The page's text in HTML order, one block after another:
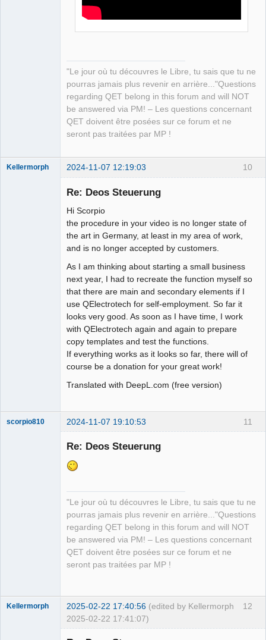
"Le jour où tu découvres le Libre, tu sais que tu ne
pourras jamais plus revenir en arrière..."Questions
regarding QET belong in this forum and will NOT
be answered via PM! – Les questions concernant
QET doivent être posées sur ce forum et ne
seront pas traitées par MP !
10
Kellermorph 2024-11-07 12:19:03
Re: Deos Steuerung
Hi Scorpio
the procedure in your video is no longer state of
the art in Germany, at least in my area of work,
and is no longer accepted by customers.
As I am thinking about starting a small business
next year, I had to recreate the function myself so
that there are main and secondary elements if I
use QElectrotech for self-employment. So far it
looks very good. As soon as I have time, I work
with QElectrotech again and again to prepare
copy templates and test the functions.
If everything works as it looks so far, there will of
course be a donation for your great work!
Translated with DeepL.com (free version)
11
scorpio810 2024-11-07 19:10:53
Re: Deos Steuerung
"Le jour où tu découvres le Libre, tu sais que tu ne
pourras jamais plus revenir en arrière..."Questions
regarding QET belong in this forum and will NOT
be answered via PM! – Les questions concernant
QET doivent être posées sur ce forum et ne
seront pas traitées par MP !
12
Kellermorph 2025-02-22 17:40:56 (edited by Kellermorph
2025-02-22 17:41:07)